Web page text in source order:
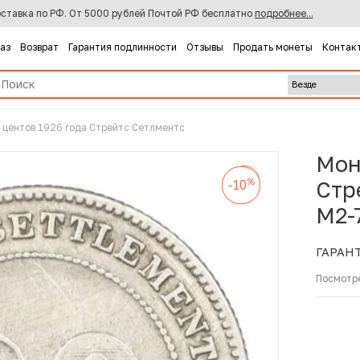
по РФ. От 5000 рублей Почтой РФ бесплатно подробнее...
Возврат Гарантия подлинности Отзывы Продать монеты
центов 1926 года Стрейтс Сетлментс
-10%
-10%
-10%